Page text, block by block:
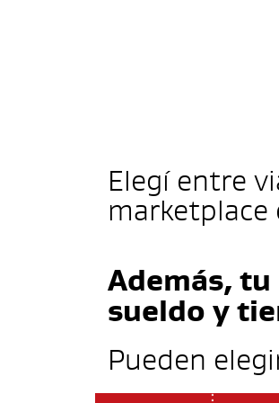
Elegí entre
marketplace
Además,
sueldo y
Pueden